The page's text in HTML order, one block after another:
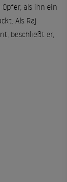
als ihn ein
Als Raj
beschließt er,